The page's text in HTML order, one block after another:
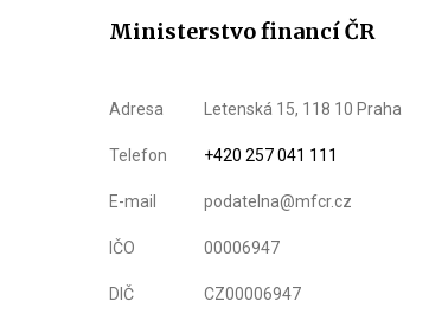
Ministerstvo financí ČR
Adresa Letenská 15, 118 10 Praha
Telefon +420 257 041 111
E-mail podatelna@mfcr.cz
IČO 00006947
DIČ CZ00006947